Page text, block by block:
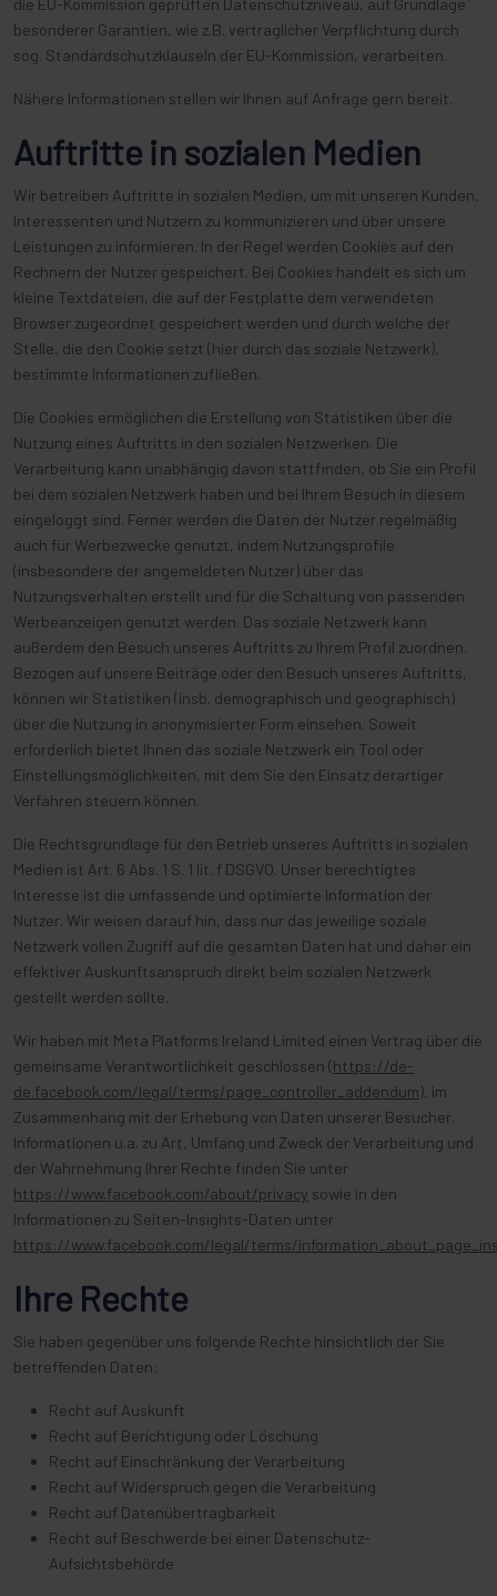
die EU-Kommission geprüften Datenschutzniveau, auf Grundlage
besonderer Garantien, wie z.B. vertraglicher Verpflichtung durch
sog. Standardschutzklauseln der EU-Kommission, verarbeiten.
Nähere Informationen stellen wir Ihnen auf Anfrage gern bereit.
Auftritte in sozialen Medien
Wir betreiben Auftritte in sozialen Medien, um mit unseren Kunden,
Interessenten und Nutzern zu kommunizieren und über unsere
Leistungen zu informieren. In der Regel werden Cookies auf den
Rechnern der Nutzer gespeichert. Bei Cookies handelt es sich um
kleine Textdateien, die auf der Festplatte dem verwendeten
Browser zugeordnet gespeichert werden und durch welche der
Stelle, die den Cookie setzt (hier durch das soziale Netzwerk),
bestimmte Informationen zufließen.
Die Cookies ermöglichen die Erstellung von Statistiken über die
Nutzung eines Auftritts in den sozialen Netzwerken. Die
Verarbeitung kann unabhängig davon stattfinden, ob Sie ein Profil
bei dem sozialen Netzwerk haben und bei Ihrem Besuch in diesem
eingeloggt sind. Ferner werden die Daten der Nutzer regelmäßig
auch für Werbezwecke genutzt, indem Nutzungsprofile
(insbesondere der angemeldeten Nutzer) über das
Nutzungsverhalten erstellt und für die Schaltung von passenden
Werbeanzeigen genutzt werden. Das soziale Netzwerk kann
außerdem den Besuch unseres Auftritts zu Ihrem Profil zuordnen.
Bezogen auf unsere Beiträge oder den Besuch unseres Auftritts,
können wir Statistiken (insb. demographisch und geographisch)
über die Nutzung in anonymisierter Form einsehen. Soweit
erforderlich bietet Ihnen das soziale Netzwerk ein Tool oder
Einstellungsmöglichkeiten, mit dem Sie den Einsatz derartiger
Verfahren steuern können.
Die Rechtsgrundlage für den Betrieb unseres Auftritts in sozialen
Medien ist Art. 6 Abs. 1 S. 1 lit. f DSGVO. Unser berechtigtes
Interesse ist die umfassende und optimierte Information der
Nutzer. Wir weisen darauf hin, dass nur das jeweilige soziale
Netzwerk vollen Zugriff auf die gesamten Daten hat und daher ein
effektiver Auskunftsanspruch direkt beim sozialen Netzwerk
gestellt werden sollte.
Wir haben mit Meta Platforms Ireland Limited einen Vertrag über die
gemeinsame Verantwortlichkeit geschlossen (https://de-
de.facebook.com/legal/terms/page_controller_addendum), im
Zusammenhang mit der Erhebung von Daten unserer Besucher.
Informationen u.a. zu Art, Umfang und Zweck der Verarbeitung und
der Wahrnehmung Ihrer Rechte finden Sie unter
https://www.facebook.com/about/privacy sowie in den
Informationen zu Seiten-Insights-Daten unter
https://www.facebook.com/legal/terms/
Ihre Rechte
Sie haben gegenüber uns folgende Rechte hinsichtlich der Sie
betreffenden Daten:
Recht auf Auskunft
Recht auf Berichtigung oder Löschung
Recht auf Einschränkung der Verarbeitung
Recht auf Widerspruch gegen die Verarbeitung
Recht auf Datenübertragbarkeit
Recht auf Beschwerde bei einer Datenschutz-
Aufsichtsbehörde